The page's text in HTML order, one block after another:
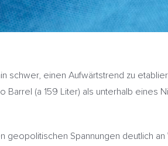
einen Aufwärtstrend zu
(a 159 Liter) als unterhalb eines
Spannungen deutlich